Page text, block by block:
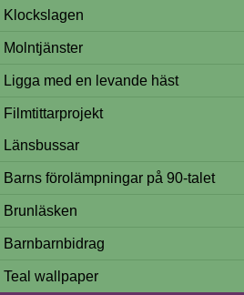
Klockslagen
Molntjänster
Ligga med en levande häst
Filmtittarprojekt
Länsbussar
Barns förolämpningar på 90-talet
Brunläsken
Barnbarnbidrag
Teal wallpaper